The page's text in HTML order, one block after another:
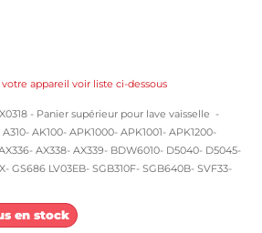
appareil voir liste ci-dessous
- Panier supérieur pour lave vaisselle -
AK100- APK1000- APK1001- APK1200-
AX338- AX339- BDW6010- D5040- D5045-
GS686 LV03EB- SGB310F- SGB640B- SVF33-
en stock